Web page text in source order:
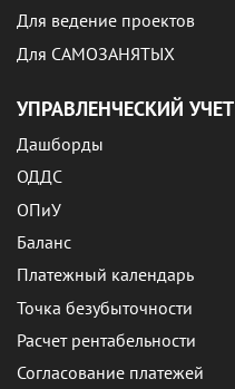
Для ведение проектов
Для САМОЗАНЯТЫХ
УПРАВЛЕНЧЕСКИЙ УЧЕТ
Дашборды
ОДДС
ОПиУ
Баланс
Платежный календарь
Точка безубыточности
Расчет рентабельности
Согласование платежей